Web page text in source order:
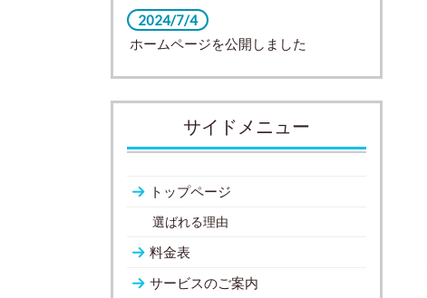
2024/7/4
ホームページを公開しました
サイドメニュー
トップページ
選ばれる理由
料金表
サービスのご案内